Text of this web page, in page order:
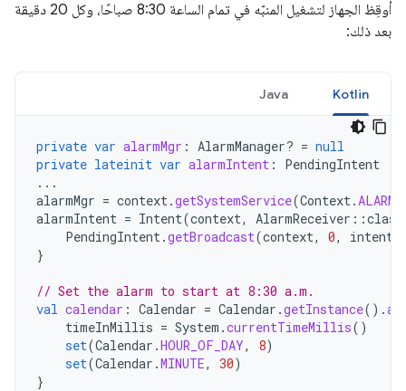
أوقِظ الجهاز لتشغيل المنبّه في تمام الساعة 8:30 صباحًا، وكل 20 دقيقة
بعد ذلك:
Kotlin
Java
private var alarmMgr : AlarmManager? = null
private lateinit var alarmIntent :
PendingIntent
...
alarmMgr = context.getSystemService(Context.
alarmIntent = Intent(context, AlarmReceiver ::class
PendingIntent.getBroadcast(context, 0, intent
}
// Set the alarm to start at 8:30 a.m.
val calendar : Calendar = Calendar .getInstance().
timeInMillis = System .currentTimeMillis()
set(Calendar .HOUR_OF_DAY, 8)
set(Calendar .MINUTE, 30)
}